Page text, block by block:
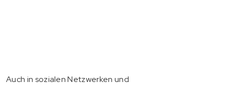
Auch in sozialen Netzwerken und